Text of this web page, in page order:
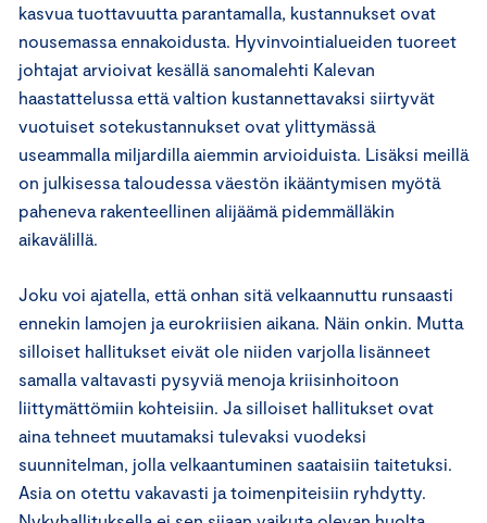
kasvua tuottavuutta parantamalla, kustannukset ovat
nousemassa ennakoidusta. Hyvinvointialueiden tuoreet
johtajat arvioivat kesällä sanomalehti Kalevan
haastattelussa että valtion kustannettavaksi siirtyvät
vuotuiset sotekustannukset ovat ylittymässä
useammalla miljardilla aiemmin arvioiduista. Lisäksi meillä
on julkisessa taloudessa väestön ikääntymisen myötä
paheneva rakenteellinen alijäämä pidemmälläkin
aikavälillä.
Joku voi ajatella, että onhan sitä velkaannuttu runsaasti
ennekin lamojen ja eurokriisien aikana. Näin onkin. Mutta
silloiset hallitukset eivät ole niiden varjolla lisänneet
samalla valtavasti pysyviä menoja kriisinhoitoon
liittymättömiin kohteisiin. Ja silloiset hallitukset ovat
aina tehneet muutamaksi tulevaksi vuodeksi
suunnitelman, jolla velkaantuminen saataisiin taitetuksi.
Asia on otettu vakavasti ja toimenpiteisiin ryhdytty.